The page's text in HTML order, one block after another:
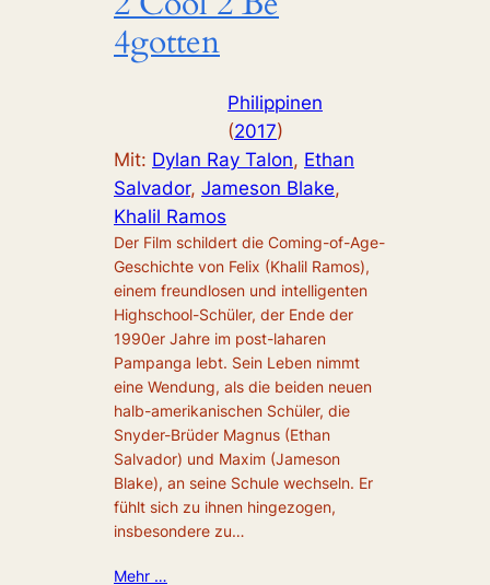
4gotten
Philippinen
(2017)
Mit: Dylan Ray Talon, Ethan
Salvador, Jameson Blake
Khalil Ramos
Der Film schildert die Coming-of-Age-
Geschichte von Felix (Khalil Ramos),
einem freundlosen und intelligenten
Highschool-Schüler, der Ende der
1990er Jahre im post-laharen
Pampanga lebt. Sein Leben nimmt
eine Wendung, als die beiden neuen
halb-amerikanischen Schüler, die
Snyder-Brüder Magnus (Ethan
Salvador) und Maxim (Jameson
Blake), an seine Schule wechseln. Er
fühlt sich zu ihnen hingezogen,
insbesondere zu…
Mehr …